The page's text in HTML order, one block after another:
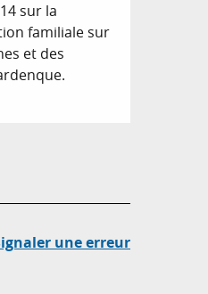
sur la
familiale sur
et des
une erreur